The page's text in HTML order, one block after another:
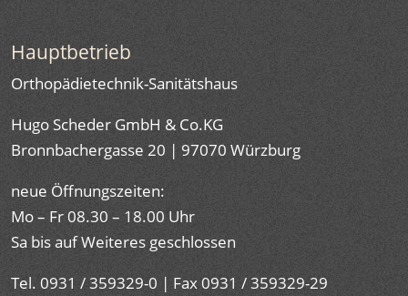
Hauptbetrieb
Orthopädietechnik-Sanitätshaus
Hugo Scheder GmbH & Co.KG
Bronnbachergasse 20 | 97070 Würzburg
neue Öffnungszeiten:
Mo – Fr 08.30 – 18.00 Uhr
Sa bis auf Weiteres geschlossen
Tel. 0931 / 359329-0 | Fax 0931 / 359329-29